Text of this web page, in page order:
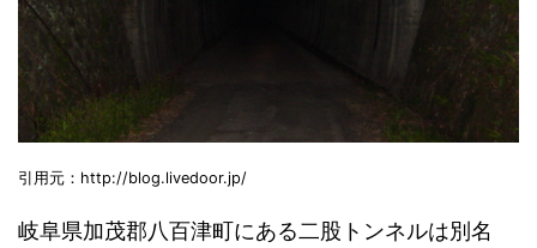
引用元：http://blog.livedoor.jp/
岐阜県加茂郡八百津町にある二股トンネルは別名